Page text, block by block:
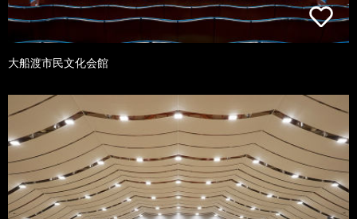
大船渡市民文化会館